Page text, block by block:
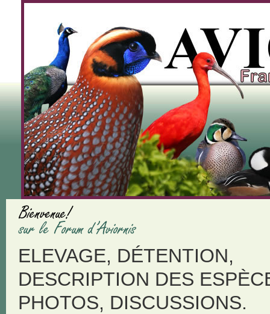
ELEVAGE, DÉTENTION,
DESCRIPTION DES
PHOTOS, DISCUSSIONS.